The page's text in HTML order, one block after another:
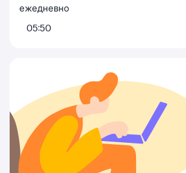
ежедневно
05:50